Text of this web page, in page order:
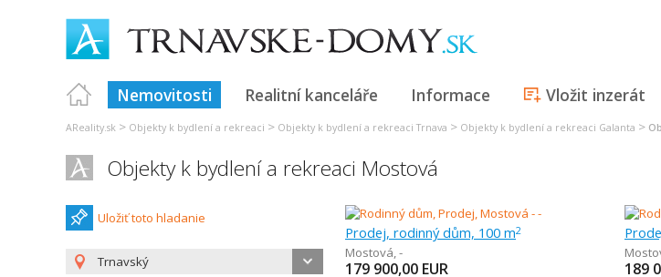
Nemovitosti Realitní kanceláře Informace Vložit inzerát
AReality.sk > Objekty k bydlení a rekreaci > Objekty k bydlení a rekreaci Trnava > Objekty k bydlení a rekreaci Galanta >
Objekty k bydlení a rekreaci Mostová
Uložiť toto hladanie
Trnavský
Prodej, rodinný dům, 100 m2
Mostová,-
179 900,00 EUR 189